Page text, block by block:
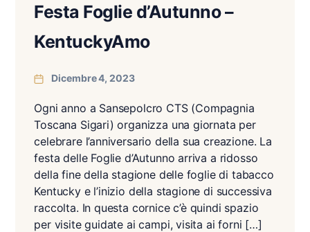
Festa Foglie d’Autunno –
KentuckyAmo
Dicembre 4, 2023
Ogni anno a Sansepolcro CTS (Compagnia
Toscana Sigari) organizza una giornata per
celebrare l’anniversario della sua creazione. La
festa delle Foglie d’Autunno arriva a ridosso
della fine della stagione delle foglie di tabacco
Kentucky e l’inizio della stagione di successiva
raccolta. In questa cornice c’è quindi spazio
per visite guidate ai campi, visita ai forni […]